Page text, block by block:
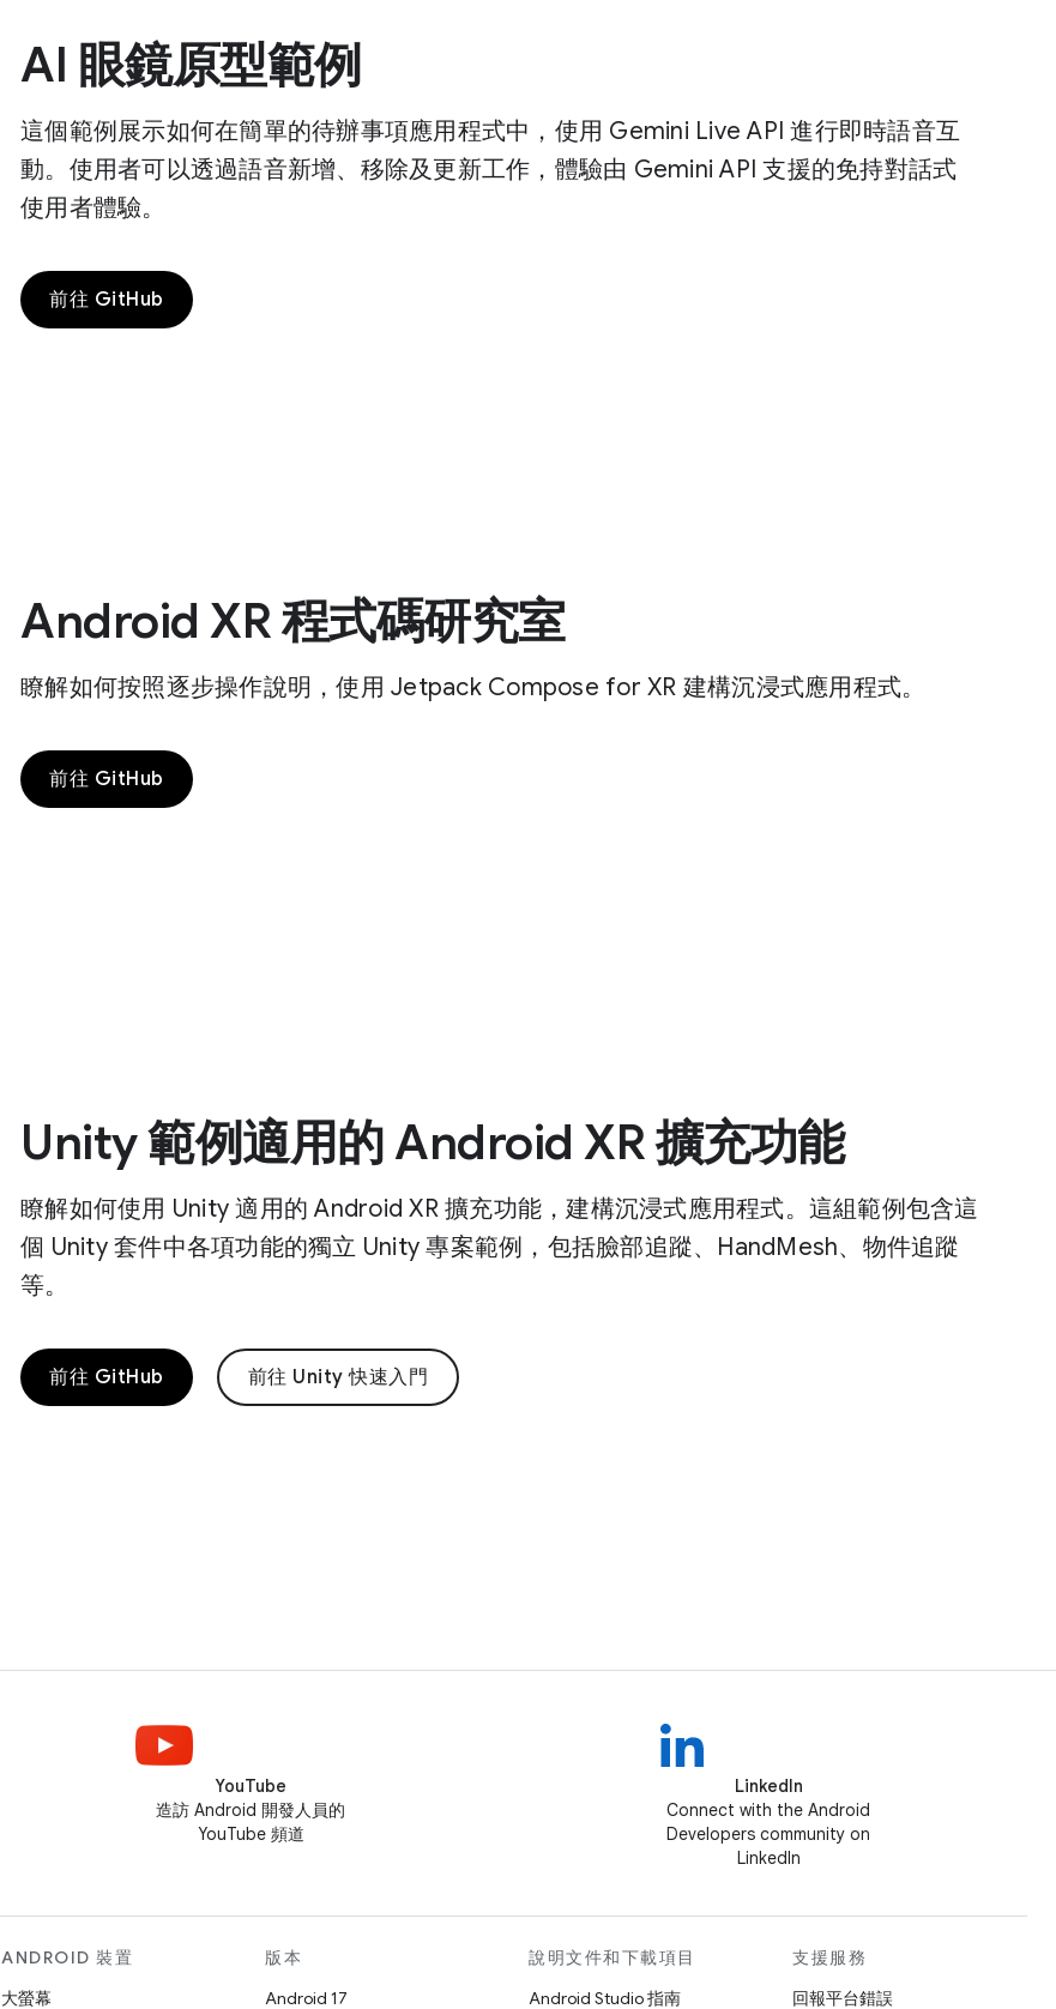
AI 眼鏡原型範例
這個範例展示如何在簡單的待辦事項應用程式中，使用 Gemini Live API 進行即時語音互
動。使用者可以透過語音新增、移除及更新工作，體驗由 Gemini API 支援的免持對話式
使用者體驗。
前往 GitHub
Android XR 程式碼研究室
瞭解如何按照逐步操作說明，使用 Jetpack Compose for XR 建構沉浸式應用程式。
前往 GitHub
Unity 範例適用的 Android XR 擴充功能
瞭解如何使用 Unity 適用的 Android XR 擴充功能，建構沉浸式應用程式。這組範例包含這
個 Unity 套件中各項功能的獨立 Unity 專案範例，包括臉部追蹤、HandMesh、物件追蹤
等。
前往 GitHub 前往 Unity 快速入門
YouTube
造訪 Android 開發人員的
YouTube 頻道
LinkedIn
Connect with the Android
Developers community on
LinkedIn
ANDROID 裝置
大螢幕
版本
Android 17
說明文件和下載項目
Android Studio 指南
支援服務
回報平台錯誤